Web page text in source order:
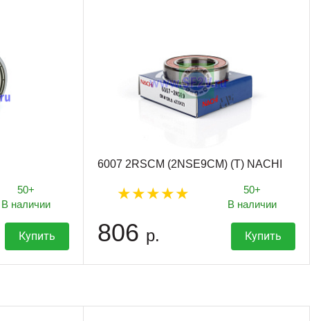
50+
В наличии
Купить
6007 2RSCM (2NSE9CM) (T) NACHI
50+
В наличии
806 р. Купить